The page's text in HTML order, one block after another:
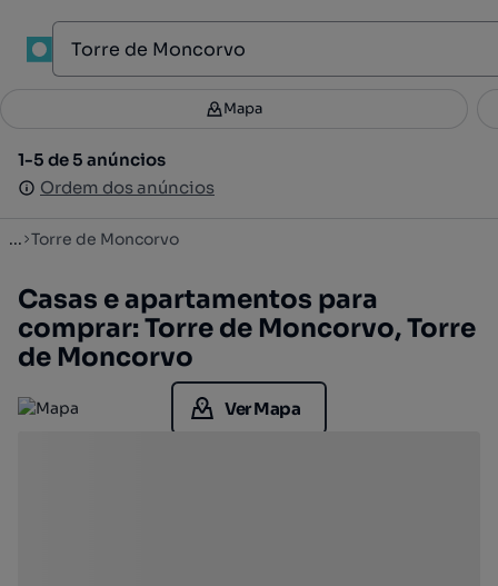
Filtros 1
1-5 de 5 anúncios
Ordem dos anúncios
Mapa
1-5 de 5 anúncios
Ordem dos anúncios
... Torre de Moncorvo
Casas e apartamentos para
comprar: Torre de Moncorvo, Torre
de Moncorvo
Ver Mapa